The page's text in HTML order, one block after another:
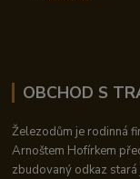
OBCHOD S
Železodům je rodinná
Arnoštem Hofírkem
zbudovaný odkaz stará